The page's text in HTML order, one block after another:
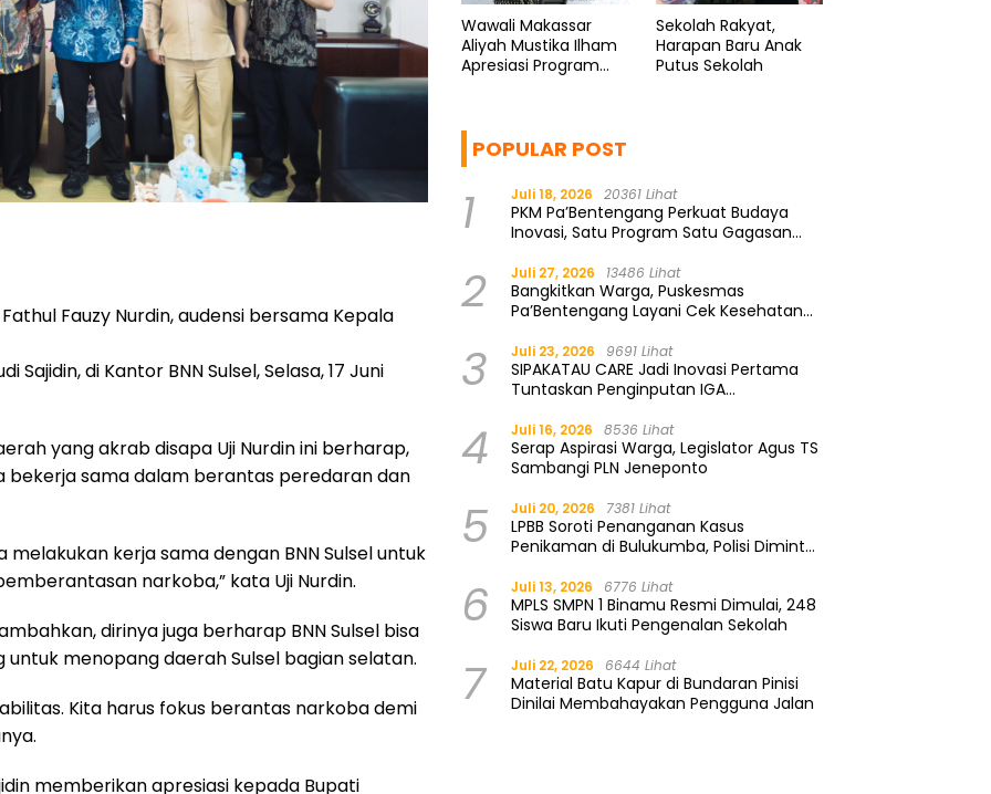
Fauzy Nurdin, audensi bersama Kepala
Sajidin, di Kantor BNN Sulsel, Selasa, 17 Juni
yang akrab disapa Uji Nurdin ini berharap,
bekerja sama dalam berantas peredaran dan
kerja sama dengan BNN Sulsel untuk
narkoba,” kata Uji Nurdin.
dirinya juga berharap BNN Sulsel bisa
menopang daerah Sulsel bagian selatan.
Kita harus fokus berantas narkoba demi
memberikan apresiasi kepada Bupati
Wawali Makassar
Aliyah Mustika Ilham
Apresiasi Program
Sekolah Rakyat,
Harapan Baru Anak
Putus Sekolah
POPULAR POST
1 Juli 18, 2026 20361 Lihat
PKM Pa’Bentengang Perkuat Budaya
Inovasi, Satu Program Satu Gagasan
2 Juli 27, 2026 13486 Lihat
Bangkitkan Warga, Puskesmas
Pa’Bentengang Layani Cek Kesehatan
3 Juli 23, 2026 9691 Lihat
SIPAKATAU CARE Jadi Inovasi Pertama
Tuntaskan Penginputan IGA
4 Juli 16, 2026 8536 Lihat
Serap Aspirasi Warga, Legislator Agus TS
Sambangi PLN Jeneponto
5 Juli 20, 2026 7381 Lihat
LPBB Soroti Penanganan Kasus
Penikaman di Bulukumba, Polisi Diminta
6 Juli 13, 2026 6776 Lihat
MPLS SMPN 1 Binamu Resmi Dimulai, 248
Siswa Baru Ikuti Pengenalan Sekolah
7 Juli 22, 2026 6644 Lihat
Material Batu Kapur di Bundaran Pinisi
Dinilai Membahayakan Pengguna Jalan